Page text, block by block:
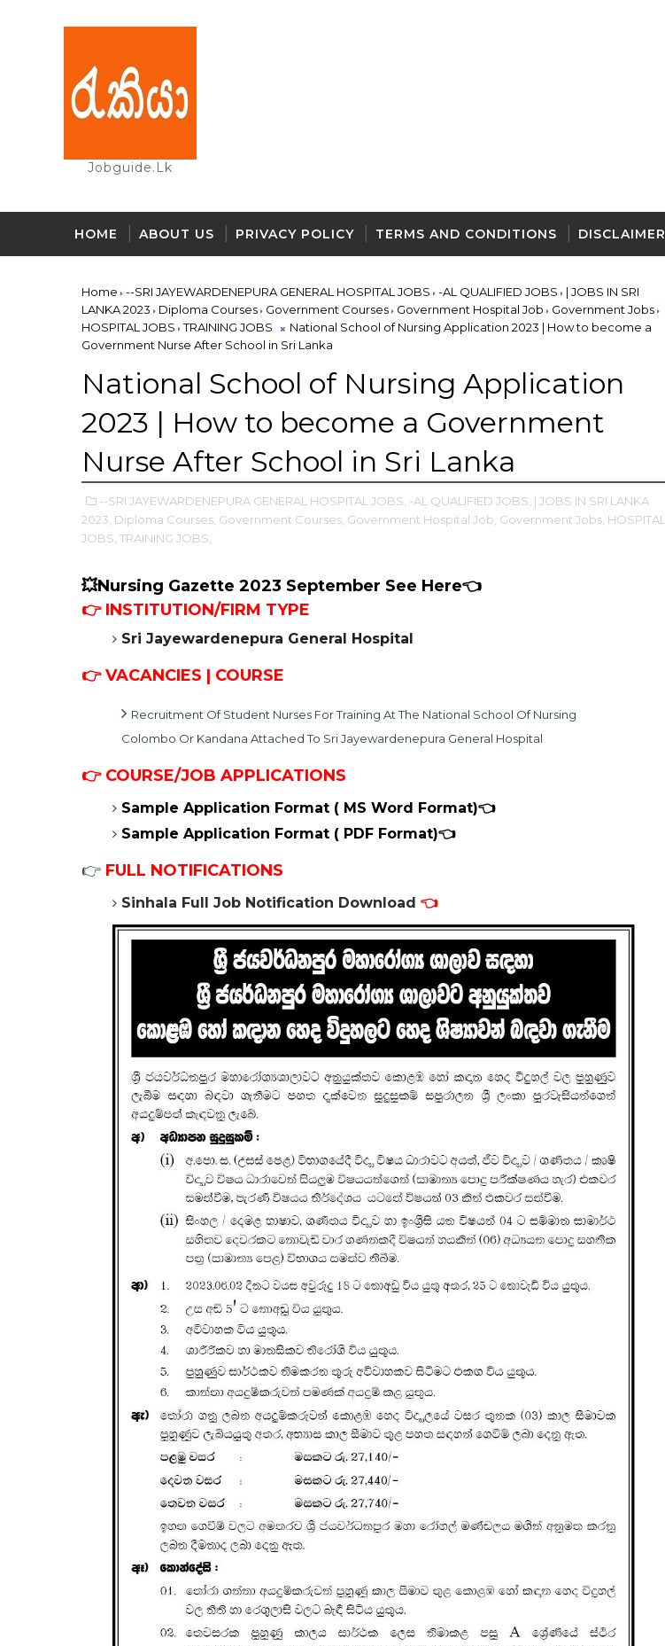
Jobguide.lk
HOME ABOUT US PRIVACY POLICY TERMS AND CONDITIONS DISCLAIMER
Home --SRI JAYEWARDENEPURA GENERAL HOSPITAL JOBS -AL QUALIFIED JOBS
| JOBS IN SRI
LANKA 2023
Diploma Courses Government Courses Government Hospital Job
Government Jobs
HOSPITAL JOBS
TRAINING JOBS
National School of Nursing Application 2023 | How to become a
Government Nurse After School in Sri Lanka
National School of Nursing Application
2023 | How to become a Government
Nurse After School in Sri Lanka
--SRI JAYEWARDENEPURA GENERAL HOSPITAL JOBS, -AL QUALIFIED JOBS, | JOBS IN SRI LANKA
2023, Diploma Courses, Government Courses, Government Hospital Job, Government Jobs, HOSPITAL
JOBS, TRAINING JOBS,
💥Nursing Gazette 2023 September See Here👈
👉 INSTITUTION/FIRM TYPE
Sri Jayewardenepura General Hospital
👉 VACANCIES | COURSE
Recruitment Of Student Nurses For Training At The National School Of Nursing
Colombo Or Kandana Attached To Sri Jayewardenepura General Hospital
👉 COURSE/JOB APPLICATIONS
Sample Application Format ( MS Word Format)👈
Sample Application Format ( PDF Format)👈
👉 FULL NOTIFICATIONS
Sinhala Full Job Notification Download 👈